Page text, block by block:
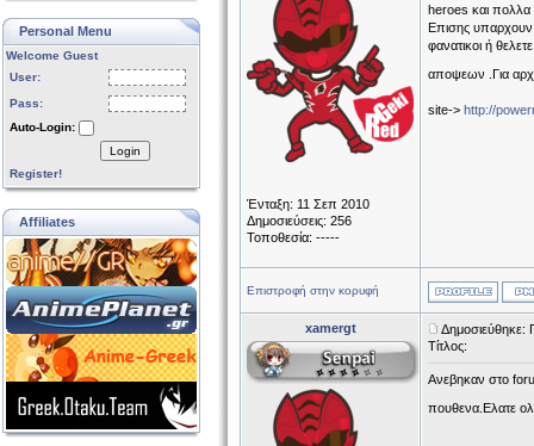
Personal Menu
Welcome Guest
User:
Pass:
Auto-Login:
Login
Register!
Affiliates
Ένταξη: 11 Σεπ 2010
Δημοσιεύσεις: 256
Τοποθεσία: -----
heroes και πολλα
Επισης υπαρχουν
φανατικοι ή
αποψεων .Για
site-> http://
Επιστροφή στην κορυφή
xamergt
Δημοσιεύθηκε:
Τίτλος:
Aνεβηκαν στο
πουθενα.Ελατε